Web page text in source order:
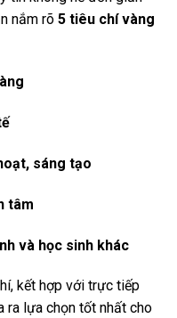
nắm rõ 5 tiêu chí vàng
sáng tạo
tâm
và học sinh khác
kết hợp với trực tiếp
ra lựa chọn tốt nhất cho